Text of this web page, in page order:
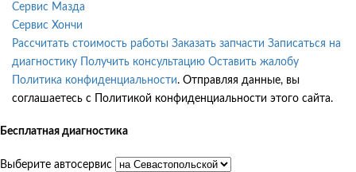
Сервис Мазда
Сервис Хончи
Рассчитать стоимость работы Заказать запчасти Записаться на
диагностику
Получить консультацию Оставить жалобу
Политика конфиденциальности. Отправляя данные, вы
соглашаетесь с Политикой конфиденциальности этого сайта.
Бесплатная диагностика
Выберите автосервис